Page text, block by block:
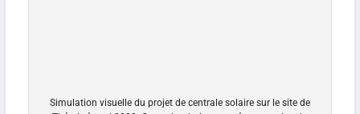
Simulation visuelle du projet de centrale solaire sur le site de